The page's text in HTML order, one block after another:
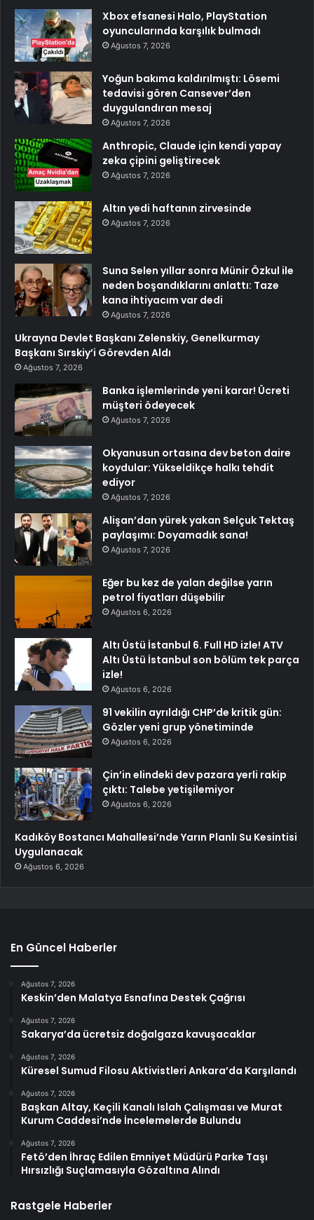
Xbox efsanesi Halo, PlayStation
oyuncularında karşılık bulmadı
Ağustos 7, 2026
Yoğun bakıma kaldırılmıştı: Lösemi
tedavisi gören Cansever’den
duygulandıran mesaj
Ağustos 7, 2026
Anthropic, Claude için kendi yapay
zeka çipini geliştirecek
Ağustos 7, 2026
Altın yedi haftanın zirvesinde
Ağustos 7, 2026
Suna Selen yıllar sonra Münir Özkul ile
neden boşandıklarını anlattı: Taze
kana ihtiyacım var dedi
Ağustos 7, 2026
Ukrayna Devlet Başkanı Zelenskiy, Genelkurmay
Başkanı Sırskiy’i Görevden Aldı
Ağustos 7, 2026
Banka işlemlerinde yeni karar! Ücreti
müşteri ödeyecek
Ağustos 7, 2026
Okyanusun ortasına dev beton daire
koydular: Yükseldikçe halkı tehdit
ediyor
Ağustos 7, 2026
Alişan’dan yürek yakan Selçuk Tektaş
paylaşımı: Doyamadık sana!
Ağustos 7, 2026
Eğer bu kez de yalan değilse yarın
petrol fiyatları düşebilir
Ağustos 6, 2026
Altı Üstü İstanbul 6. Full HD izle! ATV
Altı Üstü İstanbul son bölüm tek parça
izle!
Ağustos 6, 2026
91 vekilin ayrıldığı CHP’de kritik gün:
Gözler yeni grup yönetiminde
Ağustos 6, 2026
Çin’in elindeki dev pazara yerli rakip
çıktı: Talebe yetişilemiyor
Ağustos 6, 2026
Kadıköy Bostancı Mahallesi’nde Yarın Planlı Su Kesintisi
Uygulanacak
Ağustos 6, 2026
En Güncel Haberler
Ağustos 7, 2026
Keskin’den Malatya Esnafına Destek Çağrısı
Ağustos 7, 2026
Sakarya’da ücretsiz doğalgaza kavuşacaklar
Ağustos 7, 2026
Küresel Sumud Filosu Aktivistleri Ankara’da Karşılandı
Ağustos 7, 2026
Başkan Altay, Keçili Kanalı Islah Çalışması ve Murat
Kurum Caddesi’nde İncelemelerde Bulundu
Ağustos 7, 2026
Fetö’den İhraç Edilen Emniyet Müdürü Parke Taşı
Hırsızlığı Suçlamasıyla Gözaltına Alındı
Rastgele Haberler